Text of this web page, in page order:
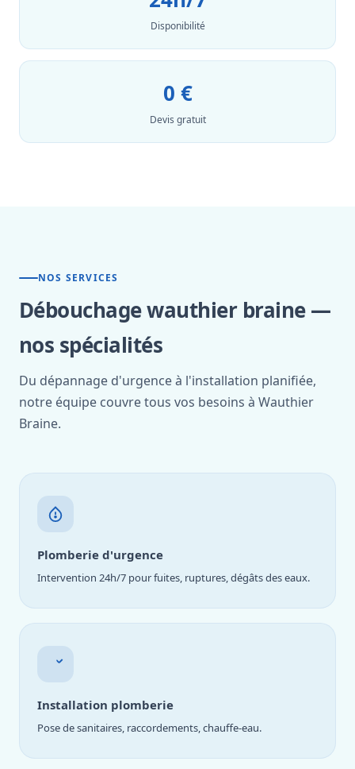
Disponibilité
0 €
Devis gratuit
NOS SERVICES
Débouchage wauthier braine —
nos spécialités
Du dépannage d'urgence à l'installation planifiée,
notre équipe couvre tous vos besoins à Wauthier
Braine.
Plomberie d'urgence
Intervention 24h/7 pour fuites, ruptures, dégâts des eaux.
Installation plomberie
Pose de sanitaires, raccordements, chauffe-eau.